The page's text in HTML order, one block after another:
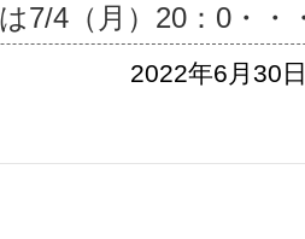
7/4（月）20：0 ・
2022年6月30